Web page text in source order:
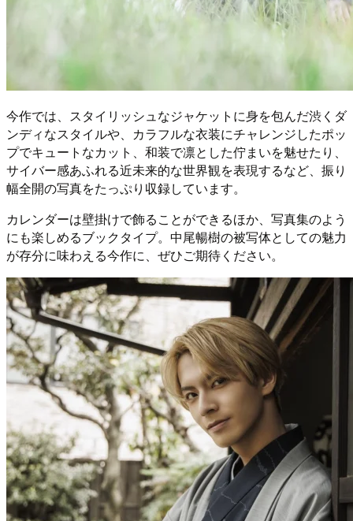
今作では、スタイリッシュなジャケットに身を包んだ渋くダ
ンディなスタイルや、カラフルな衣装にチャレンジしたポッ
プでキュートなカット、和装で凛とした佇まいを魅せたり、
サイバー感あふれる近未来的な世界観を表現するなど、振り
幅全開の写真をたっぷり収録しています。
カレンダーは壁掛けで飾ることができるほか、写真集のよう
にも楽しめるブックタイプ。中尾暢樹の被写体としての魅力
が存分に味わえる今作に、ぜひご期待ください。